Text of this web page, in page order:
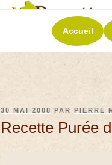
Accueil
30 MAI 2008 PARPIERRE
Recette Purée